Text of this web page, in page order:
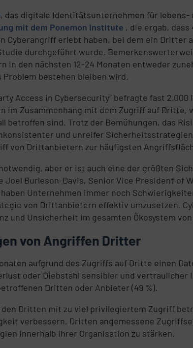
, das digitale Identitätsunternehmen für
mit dem Ponemon Institute , die ergab, dass
Cyberangriff erlebt haben, bei dem ein Dritter
durchgeführt wurde.
den nächsten 12-24 Monaten entweder
bestehen bleiben wird.
Access in Cybersecurity“ befragte fast
Zusammenhang mit dem Zugriff auf Dritte,
betroffen sind. Trotz der Bemühungen, das
und unreifer
von Drittanbietern zur häufigsten
aber er ist auch eine der größten
Burleson-Davis, Senior Vice President of
Unternehmen immer noch
von Drittanbietern effektiv umzusetzen.
und Unsicherheit im gesamten Ökosystem
von Angriffen Dritter
aufgrund des Zugriffs auf Dritte einen
oder Diebstahl sensibler und
Dritten oder Anbieter (49 %).
Dritten mit zu viel privilegiertem Zugriff
verbessern, Dritten angemessene
innerhalb ihrer Organisation zu stärken.